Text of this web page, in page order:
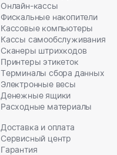
Онлайн-кассы
Фискальные накопители
Кассовые компьютеры
Кассы самообслуживания
Сканеры штрихкодов
Принтеры этикеток
Терминалы сбора данных
Электронные весы
Денежные ящики
Расходные материалы
Доставка и оплата
Сервисный центр
Гарантия